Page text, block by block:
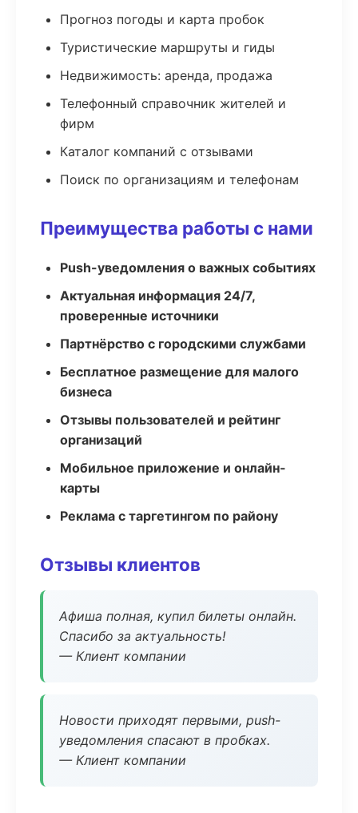
Прогноз погоды и карта пробок
Туристические маршруты и гиды
Недвижимость: аренда, продажа
Телефонный справочник жителей и
фирм
Каталог компаний с отзывами
Поиск по организациям и телефонам
Преимущества работы с нами
Push-уведомления о важных событиях
Актуальная информация 24/7,
проверенные источники
Партнёрство с городскими службами
Бесплатное размещение для малого
бизнеса
Отзывы пользователей и рейтинг
организаций
Мобильное приложение и онлайн-
карты
Реклама с таргетингом по району
Отзывы клиентов
Афиша полная, купил билеты онлайн.
Спасибо за актуальность!
— Клиент компании
Новости приходят первыми, push-
уведомления спасают в пробках.
— Клиент компании